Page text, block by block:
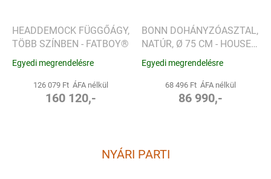
HEADDEMOCK FÜGGŐÁGY,
TÖBB SZÍNBEN - FATBOY®
Egyedi megrendelésre
126 079 Ft ÁFA nélkül
160 120,-
BONN DOHÁNYZÓASZTAL,
NATÚR, Ø 75 CM - HOUSE
NORDIC
Egyedi megrendelésre
68 496 Ft ÁFA nélkül
86 990,-
NYÁRI PARTI